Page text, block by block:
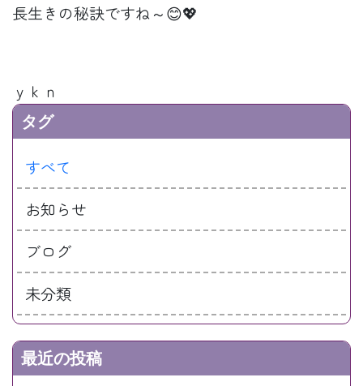
長生きの秘訣ですね～😊💖
ｙｋｎ
タグ
すべて
お知らせ
ブログ
未分類
最近の投稿